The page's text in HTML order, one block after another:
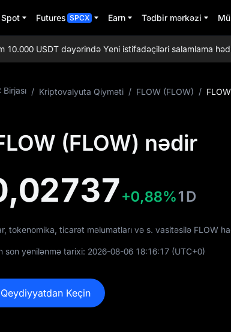
Spot Futures SPCX Earn Tədbir mərkəzi
USDT dəyərində Yeni istifadəçiləri salamlama
Birjası / Kriptovalyuta Qiyməti / FLOW (FLOW) /
(FLOW) nədir
+0,88%1D
tokenomika, ticarət məlumatları və s. vasitəsilə FLOW
son yenilənmə tarixi: 2026-08-06 18:16:17 (UTC+0)
Keçin